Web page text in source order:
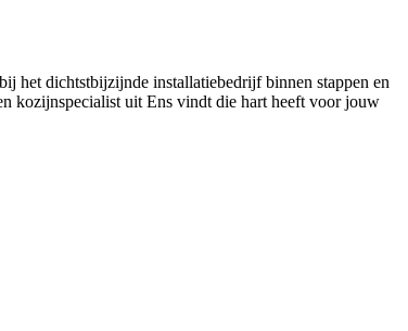
het dichtstbijzijnde installatiebedrijf binnen stappen en
kozijnspecialist uit Ens vindt die hart heeft voor jouw